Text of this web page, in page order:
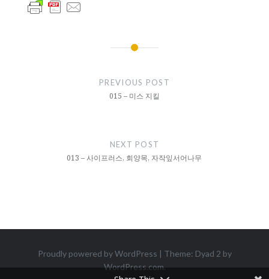
PREVIOUS POST
015 – 미스 지킬
NEXT POST
013 – 사이프러스, 회양목, 자작잎서어나무
Proudly powered by WordPress | Theme: Dyad 2 by
WordPress.com.